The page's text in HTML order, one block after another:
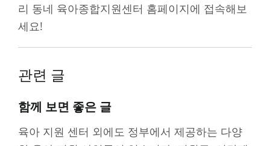
리 동네 육아종합지원센터 홈페이지에 접속해보
세요!
관련 글
함께 보면 좋은 글
육아 지원 센터 외에도 정부에서 제공하는 다양